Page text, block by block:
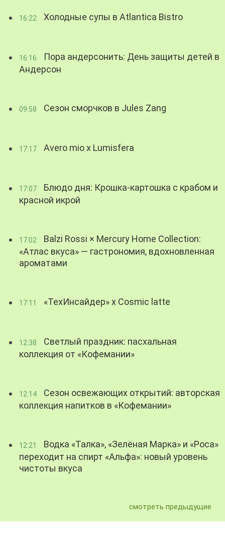
16:22 Холодные супы в Atlantica Bistro
16:16
Пора андерсонить: День защиты детей в
Андерсон
09:58 Сезон сморчков в Jules Zang
17:17 Avero mio x Lumisfera
17:07
Блюдо дня: Крошка-картошка с крабом и
красной икрой
17:02
Balzi Rossi × Mercury Home Collection:
«Атлас вкуса» — гастрономия, вдохновленная
ароматами
17:11 «ТехИнсайдер» х Cosmic latte
12:38
Светлый праздник: пасхальная
коллекция от «Кофемании»
12:14
Сезон освежающих открытий: авторская
коллекция напитков в «Кофемании»
12:21
Водка «Талка», «Зелёная Марка» и «Роса»
переходит на спирт «Альфа»: новый уровень
чистоты вкуса
смотреть предыдущие